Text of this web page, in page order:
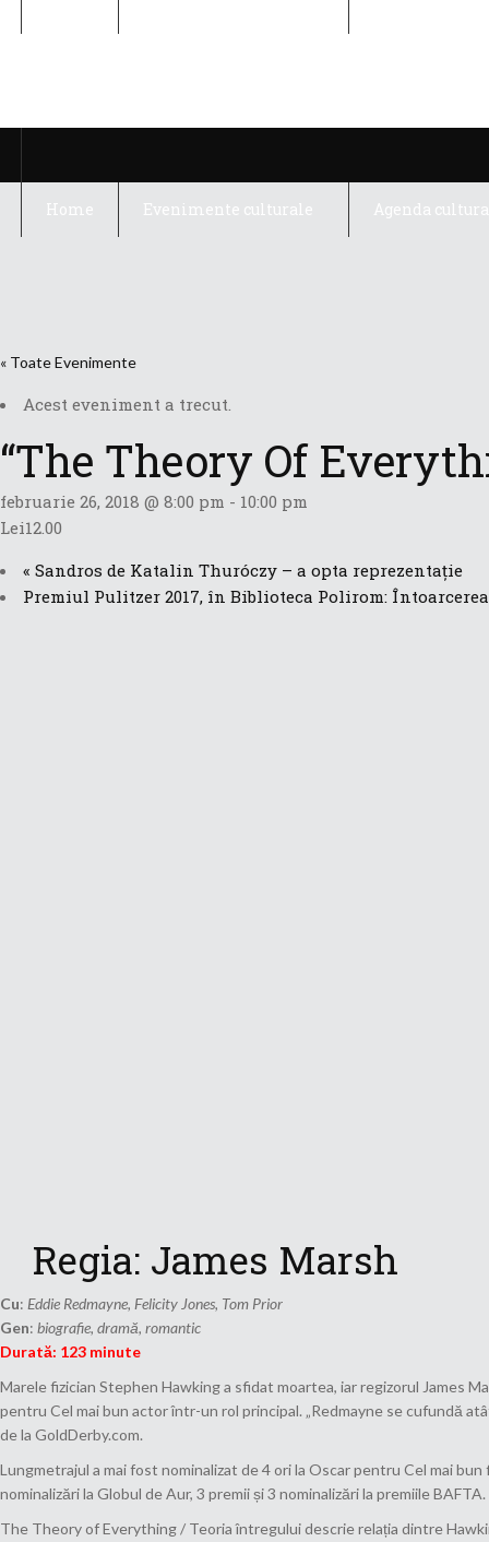
Home Evenimente culturale Agenda
« Toate Evenimente
Acest eveniment a trecut.
“The Theory Of
februarie 26, 2018 @ 8:00 pm - 10:00 pm
Lei12.00
« Sandros de Katalin Thuróczy – a opta reprezentație
Premiul Pulitzer 2017, în Biblioteca Polirom:
Regia: James Marsh
Cu: Eddie Redmayne, Felicity Jones, Tom Prior
Gen: biografie, dramă, romantic
Durată: 123 minute
Marele fizician Stephen Hawking a sfidat moartea, iar regizorul James
pentru Cel mai bun actor într-un rol principal. „Redmayne se cufundă
de la GoldDerby.com.
Lungmetrajul a mai fost nominalizat de 4 ori la Oscar pentru Cel mai
nominalizări la Globul de Aur, 3 premii și 3 nominalizări la premiile BAFTA.
The Theory of Everything / Teoria întregului descrie relația dintre